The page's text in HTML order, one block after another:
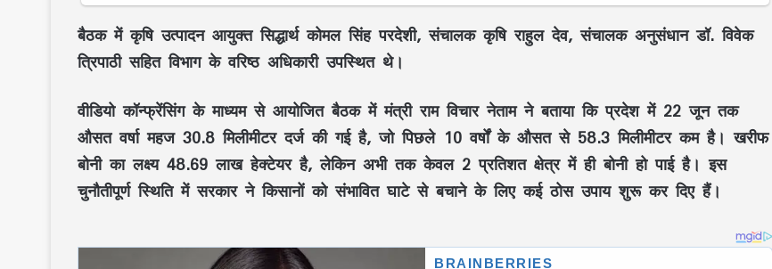
बैठक मेंकृषि उत्पादन आयुक्त सिद्धार्थ कोमल सिंह परदेशी,संचालक कृषि राहुल देव,संचालक अनुसंधान डॉ. विवेक
त्रिपाठीसहित विभाग के वरिष्ठ अधिकारी उपस्थित थे।
वीडियो कॉन्फ्रेंसिंगके माध्यम से आयोजित बैठक में मंत्री राम विचार नेताम ने बताया कि प्रदेश में 22 जून तक
औसत वर्षा महज 30.8 मिलीमीटरदर्ज की गई है, जो पिछले 10 वर्षों के औसत से 58.3 मिलीमीटर कमहै।खरीफ
बोनीका लक्ष्य 48.69 लाख हेक्टेयरहै, लेकिन अभी तक केवल 2 प्रतिशत क्षेत्रमें ही बोनी हो पाई है। इस
चुनौतीपूर्ण स्थिति में सरकार ने किसानों को संभावित घाटे से बचाने के लिए कई ठोस उपाय शुरू कर दिए हैं।